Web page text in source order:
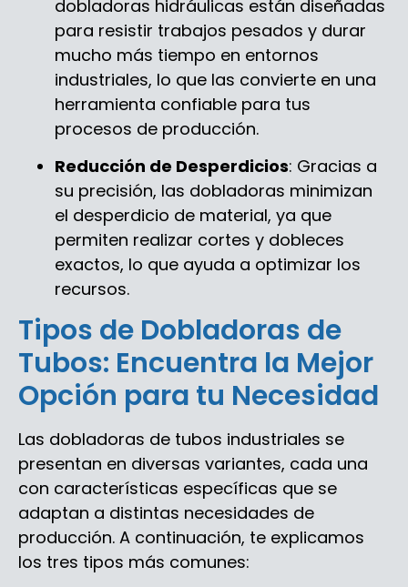
dobladoras hidráulicas están diseñadas
para resistir trabajos pesados y durar
mucho más tiempo en entornos
industriales, lo que las convierte en una
herramienta confiable para tus
procesos de producción.
Reducción de Desperdicios: Gracias a
su precisión, las dobladoras minimizan
el desperdicio de material, ya que
permiten realizar cortes y dobleces
exactos, lo que ayuda a optimizar los
recursos.
Tipos de Dobladoras de
Tubos: Encuentra la Mejor
Opción para tu Necesidad
Las dobladoras de tubos industriales se
presentan en diversas variantes, cada una
con características específicas que se
adaptan a distintas necesidades de
producción. A continuación, te explicamos
los tres tipos más comunes: